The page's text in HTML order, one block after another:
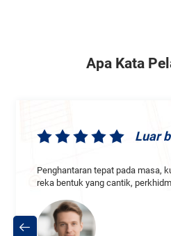
Apa Kata
Luar
Penghantaran tepat pada masa,
reka bentuk yang cantik,